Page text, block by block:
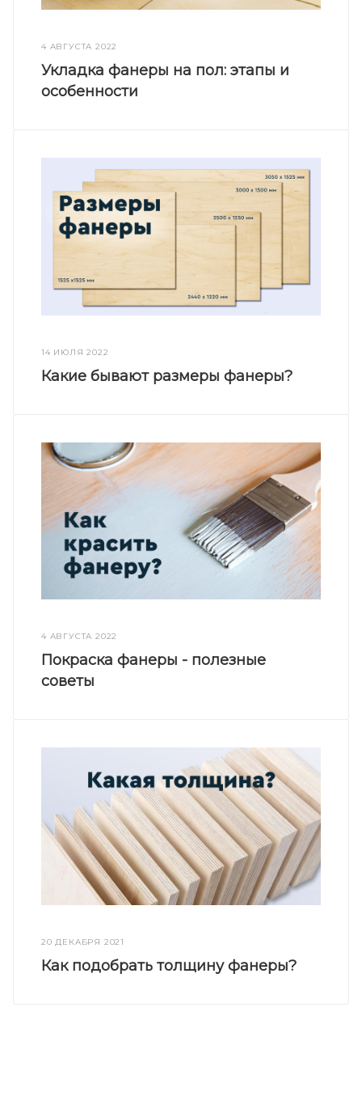
4 АВГУСТА 2022
Укладка фанеры на пол: этапы и
особенности
14 ИЮЛЯ 2022
Какие бывают размеры фанеры?
4 АВГУСТА 2022
Покраска фанеры - полезные
советы
20 ДЕКАБРЯ 2021
Как подобрать толщину фанеры?